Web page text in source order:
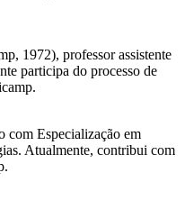
1972), professor assistente
participa do processo de
com Especialização em
Atualmente, contribui com